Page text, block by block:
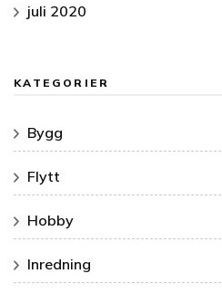
juli 2020
KATEGORIER
Bygg
Flytt
Hobby
Inredning